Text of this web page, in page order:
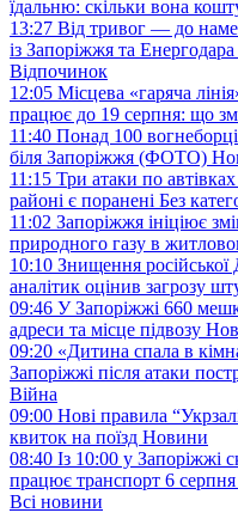
їдальню: скільки вона
13:27 Від тривог — до
із Запоріжжя та
Відпочинок
12:05 Місцева «гаряча
працює до 19 серпня: що
11:40 Понад 100
біля Запоріжжя (ФОТО)
11:15 Три атаки по
районі є поранені Без
11:02 Запоріжжя ініціює
природного газу в
10:10 Знищення російської
аналітик оцінив загрозу
09:46 У Запоріжжі 660
адреси та місце підвозу
09:20 «Дитина спала в
Запоріжжі після атаки
Війна
09:00 Нові правила
квиток на поїзд Новини
08:40 Із 10:00 у Запоріжжі
працює транспорт 6 серпня
Всі новини